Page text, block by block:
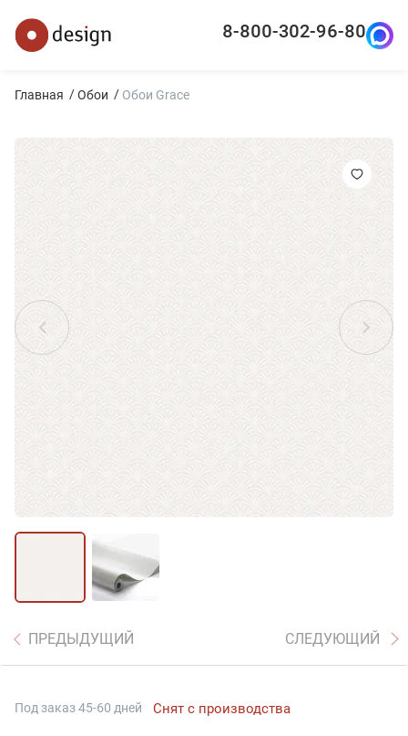
8-800-302-96-80
Главная Обои Обои Grace
ПРЕДЫДУЩИЙ СЛЕДУЮЩИЙ
Под заказ 45-60 дней Снят с производства